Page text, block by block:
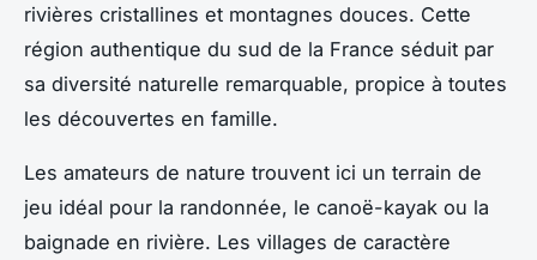
rivières cristallines et montagnes douces. Cette
région authentique du sud de la France séduit par
sa diversité naturelle remarquable, propice à toutes
les découvertes en famille.
Les amateurs de nature trouvent ici un terrain de
jeu idéal pour la randonnée, le canoë-kayak ou la
baignade en rivière. Les villages de caractère